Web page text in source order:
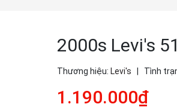
2000s Levi's
Thương hiệu: Levi's Tình
1.190.000₫